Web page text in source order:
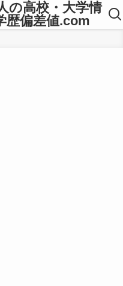
の高校・大学情
歴偏差値.com